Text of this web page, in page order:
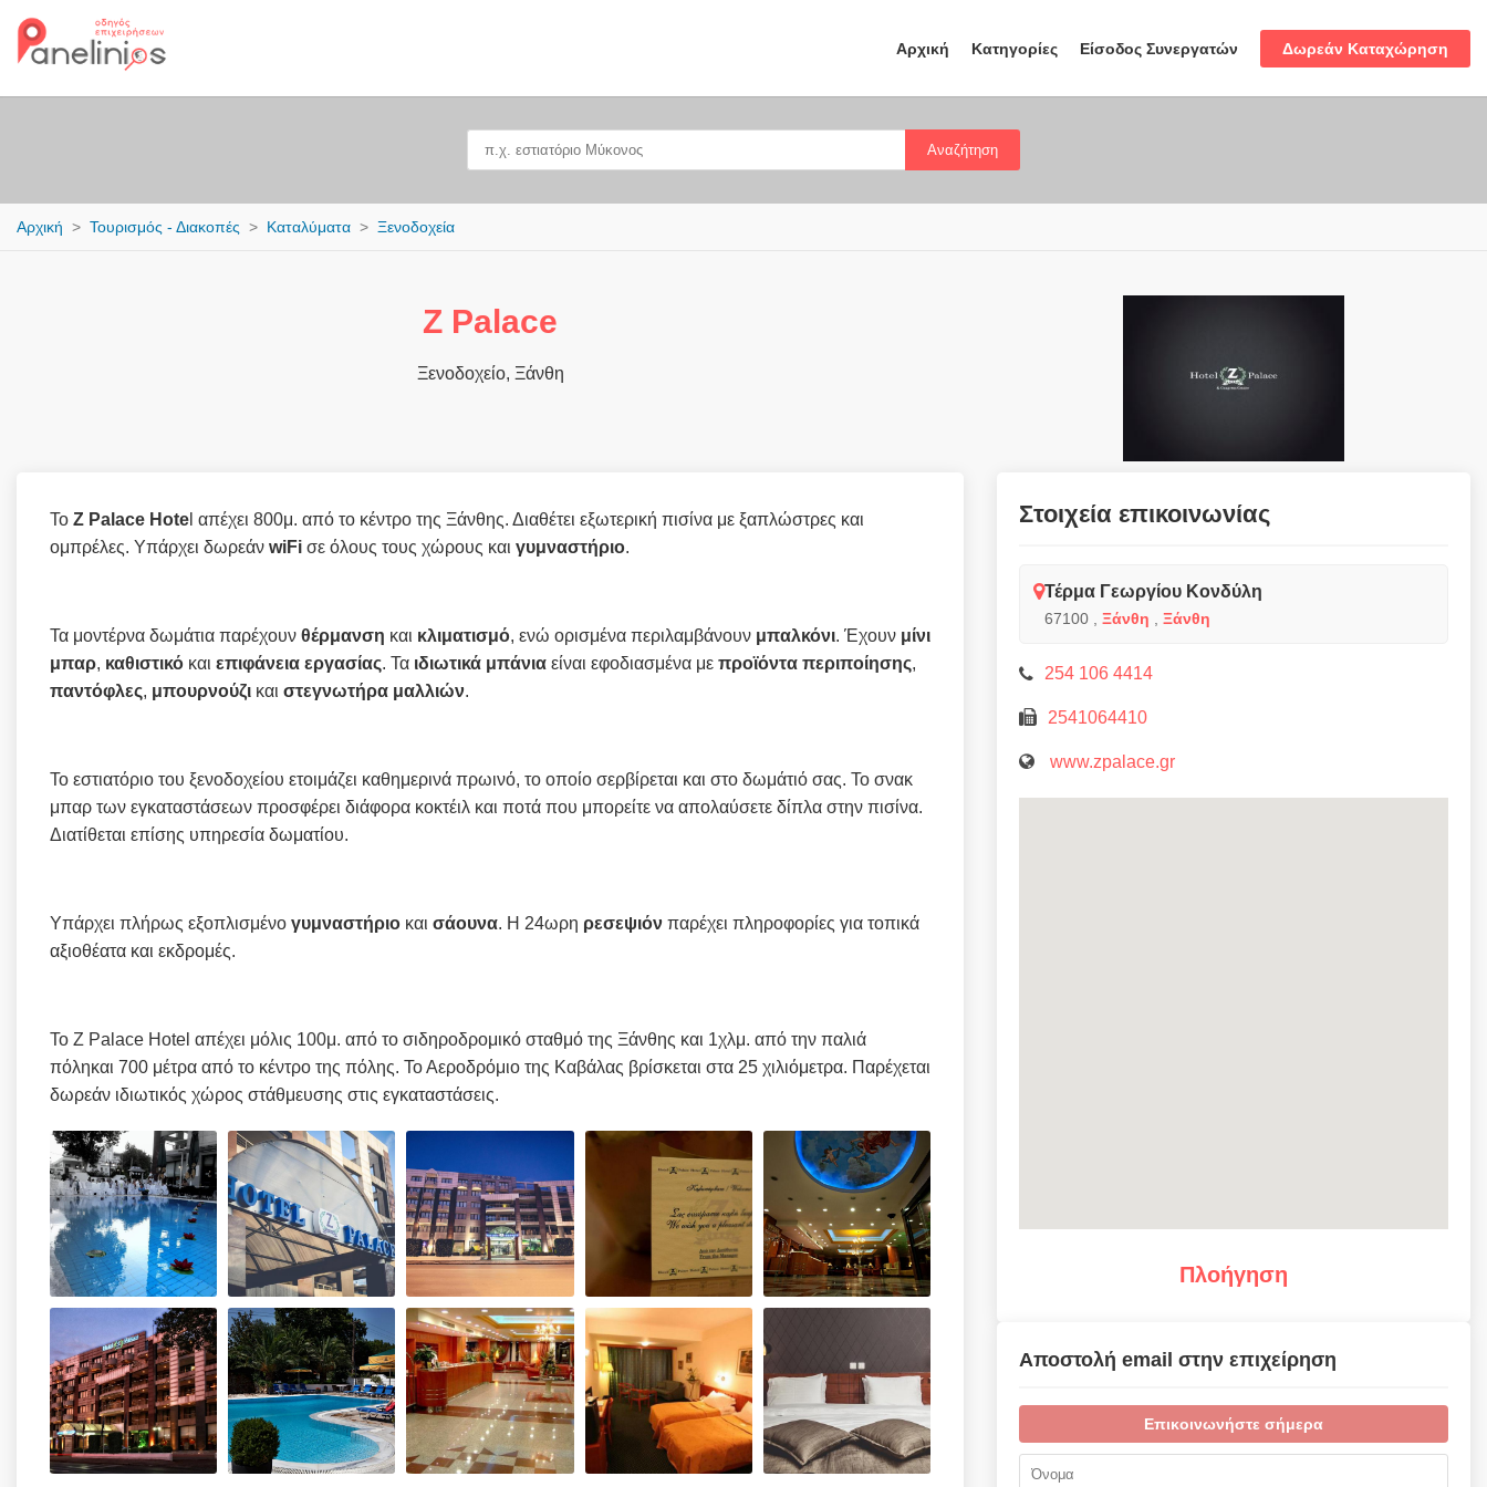
Αρχική Κατηγορίες Είσοδος Συνεργατών Δωρεάν Καταχώρηση
Αναζήτηση
Αρχική Τουρισμός - Διακοπές Καταλύματα Ξενοδοχεία
Z Palace
Ξενοδοχείο, Ξάνθη
Το Z Palace Hote l απέχει 800μ. από το κέντρο της Ξάνθης. Διαθέτει εξωτερική πισίνα με ξαπλώστρες και
ομπρέλες. Υπάρχει δωρεάν wiFi σε όλους τους χώρους και γυμναστήριο.
Τα μοντέρνα δωμάτια παρέχουν θέρμανση και κλιματισμό, ενώ ορισμένα περιλαμβάνουν μπαλκόνι. Έχουν μίνι
μπαρ, καθιστικό και επιφάνεια εργασίας. Τα ιδιωτικά μπάνια είναι εφοδιασμένα με προϊόντα περιποίησης,
παντόφλες, μπουρνούζι και στεγνωτήρα μαλλιών.
Το εστιατόριο του ξενοδοχείου ετοιμάζει καθημερινά πρωινό, το οποίο σερβίρεται και στο δωμάτιό σας. Το σνακ
μπαρ των εγκαταστάσεων προσφέρει διάφορα κοκτέιλ και ποτά που μπορείτε να απολαύσετε δίπλα στην πισίνα.
Διατίθεται επίσης υπηρεσία δωματίου.
Υπάρχει πλήρως εξοπλισμένο γυμναστήριο και σάουνα. Η 24ωρη ρεσεψιόν παρέχει πληροφορίες για τοπικά
αξιοθέατα και εκδρομές.
Το Z Palace Hotel απέχει μόλις 100μ. από το σιδηροδρομικό σταθμό της Ξάνθης και 1χλμ. από την παλιά
πόληκαι 700 μέτρα από το κέντρο της πόλης. Το Αεροδρόμιο της Καβάλας βρίσκεται στα 25 χιλιόμετρα. Παρέχεται
δωρεάν ιδιωτικός χώρος στάθμευσης στις εγκαταστάσεις.
Στοιχεία επικοινωνίας
Τέρμα Γεωργίου Κονδύλη
67100 Ξάνθη Ξάνθη
254 106 4414
2541064410
www.zpalace.gr
Πλοήγηση
Αποστολή email στην επιχείρηση
Επικοινωνήστε σήμερα